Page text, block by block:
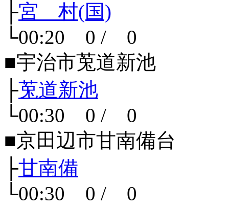
├宮 村(国)
└00:20 0 / 0
■宇治市莵道新池
├莵道新池
└00:30 0 / 0
■京田辺市甘南備台
├甘南備
└00:30 0 / 0